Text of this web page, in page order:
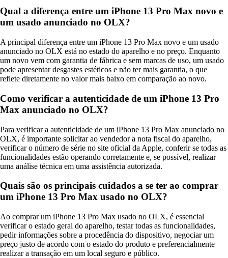
Qual a diferença entre um iPhone 13 Pro Max novo e
um usado anunciado no OLX?
A principal diferença entre um iPhone 13 Pro Max novo e um usado
anunciado no OLX está no estado do aparelho e no preço. Enquanto
um novo vem com garantia de fábrica e sem marcas de uso, um usado
pode apresentar desgastes estéticos e não ter mais garantia, o que
reflete diretamente no valor mais baixo em comparação ao novo.
Como verificar a autenticidade de um iPhone 13 Pro
Max anunciado no OLX?
Para verificar a autenticidade de um iPhone 13 Pro Max anunciado no
OLX, é importante solicitar ao vendedor a nota fiscal do aparelho,
verificar o número de série no site oficial da Apple, conferir se todas as
funcionalidades estão operando corretamente e, se possível, realizar
uma análise técnica em uma assistência autorizada.
Quais são os principais cuidados a se ter ao comprar
um iPhone 13 Pro Max usado no OLX?
Ao comprar um iPhone 13 Pro Max usado no OLX, é essencial
verificar o estado geral do aparelho, testar todas as funcionalidades,
pedir informações sobre a procedência do dispositivo, negociar um
preço justo de acordo com o estado do produto e preferencialmente
realizar a transação em um local seguro e público.